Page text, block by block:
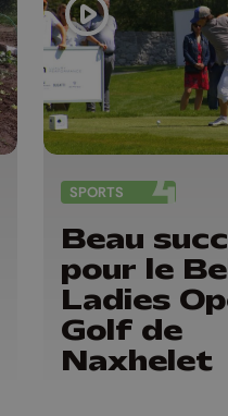
SPORTS
Beau
pour le
Ladies
Golf de
Naxhelet